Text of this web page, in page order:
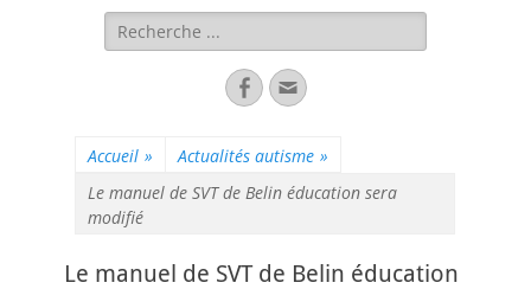
Rechercher :
FacebookAdresse
de
Accueil » Actualités autisme »
Le manuel de SVT de Belin éducation sera
modifié
Le manuel de SVT de Belin éducation